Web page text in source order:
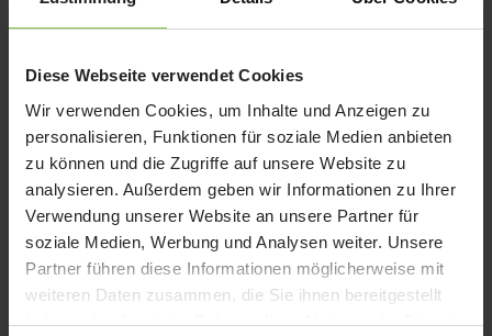
Diese Webseite verwendet Cookies
Wir verwenden Cookies, um Inhalte und Anzeigen zu
personalisieren, Funktionen für soziale Medien anbieten
zu können und die Zugriffe auf unsere Website zu
analysieren. Außerdem geben wir Informationen zu Ihrer
Verwendung unserer Website an unsere Partner für
soziale Medien, Werbung und Analysen weiter. Unsere
Partner führen diese Informationen möglicherweise mit
weiteren Daten zusammen, die Sie ihnen bereitgestellt
haben oder die sie im Rahmen Ihrer Nutzung der Dienste
iPhone 7
iPhone SE
iPhone X
iPod nano
iPod shuffle
iPod touch
Kabel & Adapter
Kopfhörer
LaCie Rugged